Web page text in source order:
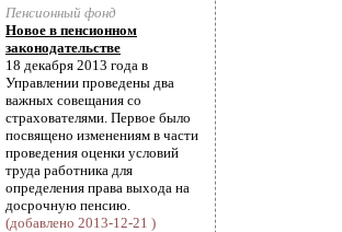
Пенсионный фонд
Новое в пенсионном
законодательстве
18 декабря 2013 года в
Управлении проведены два
важных совещания со
страхователями. Первое было
посвящено изменениям в части
проведения оценки условий
труда работника для
определения права выхода на
досрочную пенсию.
(добавлено 2013-12-21 )